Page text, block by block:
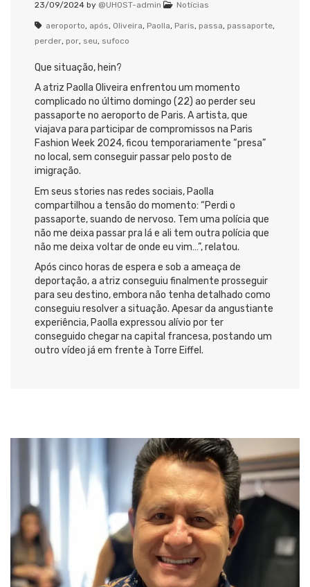
23/09/2024 by @UHOST-admin Notícias
aeroporto, após, Oliveira, Paolla, Paris, passa, passaporte,
perder, por, seu, sufoco
Que situação, hein?
A atriz Paolla Oliveira enfrentou um momento
complicado no último domingo (22) ao perder seu
passaporte no aeroporto de Paris. A artista, que
viajava para participar de compromissos na Paris
Fashion Week 2024, ficou temporariamente “presa”
no local, sem conseguir passar pelo posto de
imigração.
Em seus stories nas redes sociais, Paolla
compartilhou a tensão do momento: “Perdi o
passaporte, suando de nervoso. Tem uma polícia que
não me deixa passar pra lá e ali tem outra polícia que
não me deixa voltar de onde eu vim…”, relatou.
Após cinco horas de espera e sob a ameaça de
deportação, a atriz conseguiu finalmente prosseguir
para seu destino, embora não tenha detalhado como
conseguiu resolver a situação. Apesar da angustiante
experiência, Paolla expressou alívio por ter
conseguido chegar na capital francesa, postando um
outro vídeo já em frente à Torre Eiffel.